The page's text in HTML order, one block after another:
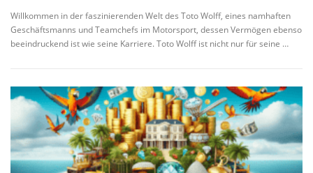
Willkommen in der faszinierenden Welt des Toto Wolff, eines namhaften
Geschäftsmanns und Teamchefs im Motorsport, dessen Vermögen ebenso
beeindruckend ist wie seine Karriere. Toto Wolff ist nicht nur für seine …